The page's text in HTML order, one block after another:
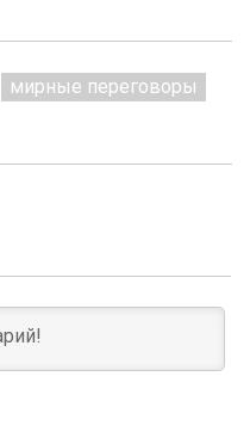
мирные переговоры